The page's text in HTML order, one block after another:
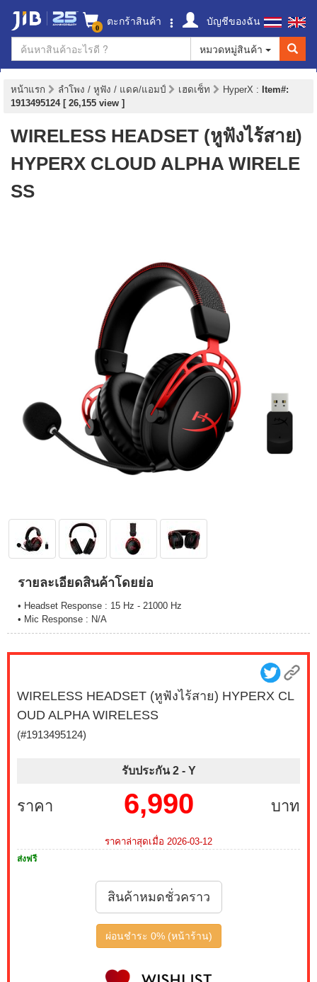
0 ตะกร้าสินค้า
บัญชีของฉัน
หมวดหมู่สินค้า
หน้าแรก ลำโพง / หูฟัง / แดค/แอมป์ เฮดเซ็ท HyperX : Item#:
1913495124 [ 26,155 view ]
WIRELESS HEADSET (หูฟังไร้สาย)
HYPERX CLOUD ALPHA WIRELE
SS
รายละเอียดสินค้าโดยย่อ
• Headset Response : 15 Hz - 21000 Hz
• Mic Response : N/A
WIRELESS HEADSET (หูฟังไร้สาย) HYPERX CL
OUD ALPHA WIRELESS
(#1913495124)
รับประกัน 2 - Y
ราคา บาท
6,990
ราคาล่าสุดเมื่อ 2026-03-12
ส่งฟรี
สินค้าหมดชั่วคราว
ผ่อนชำระ 0% (หน้าร้าน)